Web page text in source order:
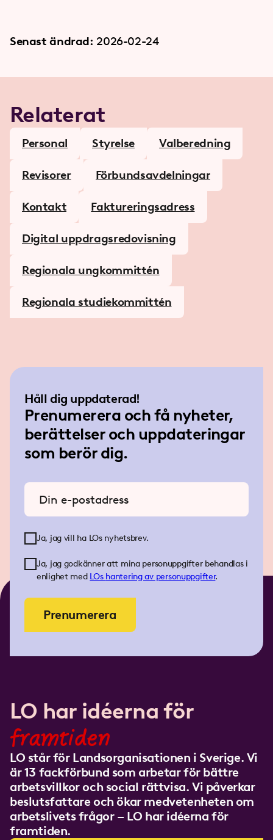
Senast ändrad: 2026-02-24
Relaterat
Personal Styrelse Valberedning
Revisorer Förbundsavdelningar
Kontakt Faktureringsadress
Digital uppdragsredovisning
Regionala ungkommittén
Regionala studiekommittén
Håll dig uppdaterad!
Prenumerera och få nyheter,
berättelser och uppdateringar
som berör dig.
Ange din e-postadress
Ja, jag vill ha LOs nyhetsbrev.
Ja, jag godkänner att mina personuppgifter behandlas i
enlighet med LOs hantering av personuppgifter.
Prenumerera
LO har idéerna för
framtiden
LO står för Landsorganisationen i Sverige. Vi
är 13 fackförbund som arbetar för bättre
arbetsvillkor och social rättvisa. Vi påverkar
beslutsfattare och ökar medvetenheten om
arbetslivets frågor – LO har idéerna för
framtiden.